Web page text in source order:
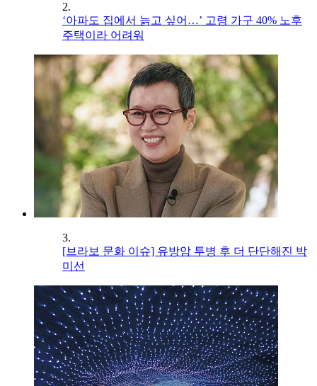
2.
‘아파도 집에서 늙고 싶어…’ 고령 가구 40% 노후
주택이라 어려워
3.
[브라보 문화 이슈] 유방암 투병 후 더 단단해진 박
미선